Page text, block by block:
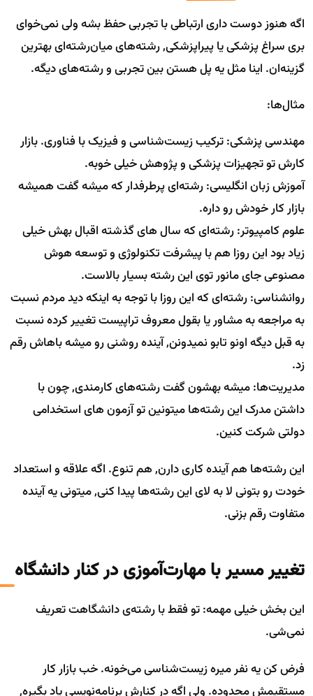
اگه هنوز دوست داری ارتباطی با تجربی حفظ بشه ولی نمی‌خوای
بری سراغ پزشکی یا پیراپزشکی, رشته‌های میان‌رشته‌ای بهترین
گزینه‌ان. اینا مثل یه پل هستن بین تجربی و رشته‌های دیگه.
مثال‌ها:
مهندسی پزشکی: ترکیب زیست‌شناسی و فیزیک با فناوری. بازار
کارش تو تجهیزات پزشکی و پژوهش خیلی خوبه.
آموزش زبان انگلیسی: رشته‌ای پرطرفدار که میشه گفت همیشه
بازار کار خودش رو داره.
علوم کامپیوتر: رشته‌ای که سال های گذشته اقبال بهش خیلی
زیاد بود این روزا هم با پیشرفت تکنولوژی و توسعه هوش
مصنوعی جای مانور توی این رشته بسیار بالاست.
روانشناسی: رشته‌ای که این روزا با توجه به اینکه دید مردم نسبت
به مراجعه به مشاور یا بقول معروف تراپیست تغییر کرده نسبت
به قبل دیگه اونو تابو نمیدونن, آینده روشنی رو میشه باهاش رقم
زد.
مدیریت‌ها: میشه بهشون گفت رشته‌های کارمندی, چون با
داشتن مدرک این رشته‌ها میتونین تو آزمون های استخدامی
دولتی شرکت کنین.
این رشته‌ها هم آینده کاری دارن, هم تنوع. اگه علاقه و استعداد
خودت رو بتونی لا به لای این رشته‌ها پیدا کنی, میتونی یه آینده
متفاوت رقم بزنی.
تغییر مسیر با مهارت‌آموزی در کنار دانشگاه
این بخش خیلی مهمه: تو فقط با رشته‌ی دانشگاهت تعریف
نمی‌شی.
فرض کن یه نفر میره زیست‌شناسی می‌خونه. خب بازار کار
مستقیمش محدوده. ولی اگه در کنارش برنامه‌نویسی یاد بگیره,